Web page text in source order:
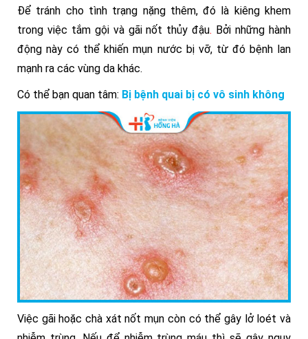
Để tránh cho tình trạng nặng thêm, đó là kiêng khem
trong việc tắm gội và gãi nốt thủy đậu. Bởi những hành
động này có thể khiến mụn nước bị vỡ, từ đó bệnh lan
mạnh ra các vùng da khác.
Có thể bạn quan tâm: Bị bệnh quai bị có vô sinh không
Việc gãi hoặc chà xát nốt mụn còn có thể gây lở loét và